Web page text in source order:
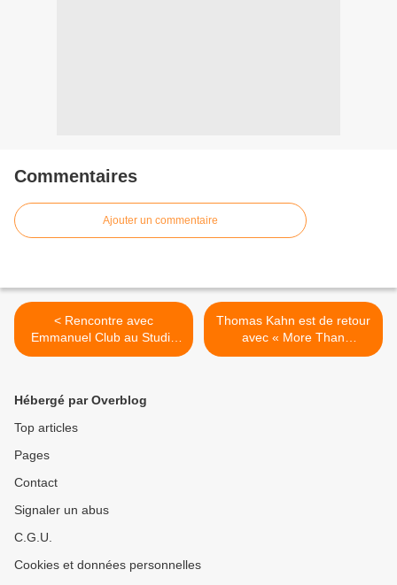
Commentaires
Ajouter un commentaire
< Rencontre avec
Emmanuel Club au Studio
Luna Rossa afin d’en
Thomas Kahn est de retour
avec « More Than
Sunshine » ! >
Hébergé par Overblog
Top articles
Pages
Contact
Signaler un abus
C.G.U.
Cookies et données personnelles